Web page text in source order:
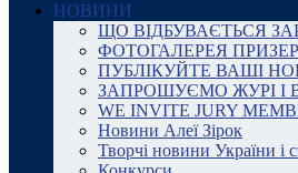
НОВИНИ
ЩО ВІДБУВАЄТЬСЯ
ФОТОГАЛЕРЕЯ
ПУБЛІКУЙТЕ ВАШІ
ЗАПРОШУЄМО ЖУРІ І
WE INVITE JURY
Новини Алеї Зірок
Творчі новини України і